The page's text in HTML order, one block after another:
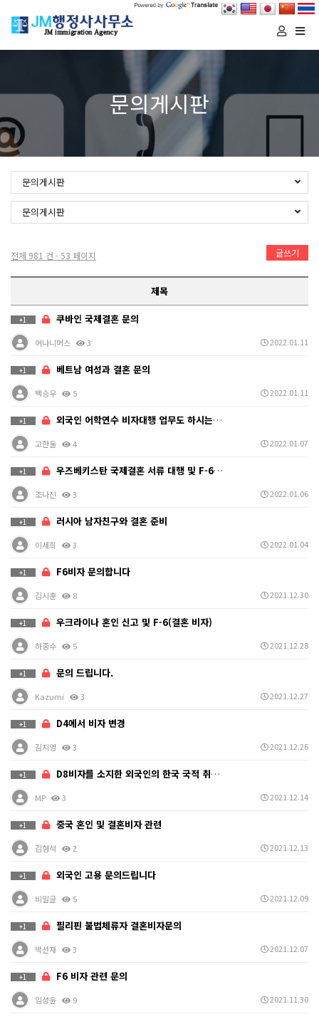
문의게시판
문의게시판
문의게시판
전체 981 건 - 53 페이지 글쓰기
제목
+1 쿠바인 국제결혼 문의
어나니머스 3 2022.01.11
+1 베트남 여성과 결혼 문의
백승우 5 2022.01.11
+1 외국인 어학연수 비자대행 업무도 하시는지요
고한울 4 2022.01.07
+1 우즈베키스탄 국제결혼 서류 대행 및 F-6 비자
조나진 3 2022.01.06
+1 러시아 남자친구와 결혼 준비
이세희 3 2022.01.04
+1 F6비자 문의합니다
김시훈 8 2021.12.30
+1 우크라이나 혼인 신고 및 F-6(결혼 비자)
하종수 5 2021.12.28
+1 문의 드립니다.
Kazumi 3 2021.12.27
+1 D4에서 비자 변경
김지영 3 2021.12.26
+1 D8비자를 소지한 외국인의 한국 국적 취득 업무 대행 …
MP 3 2021.12.14
+1 중국 혼인 및 결혼비자 관련
김형석 2 2021.12.13
+1 외국인 고용 문의드립니다
비밀글 5 2021.12.09
+1 필리핀 불법체류자 결혼비자문의
박선재 3 2021.12.07
+1 F6 비자 관련 문의
임성윤 9 2021.11.30